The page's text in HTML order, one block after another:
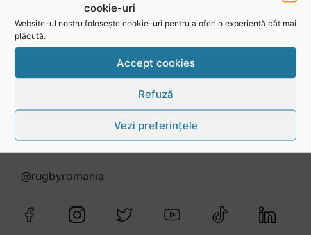
cookie-uri
Website-ul nostru folosește cookie-uri pentru a oferi o experiență cât mai
plăcută.
Accept cookies
Refuză
Vezi preferințele
Urmărește-ne în social media
@rugbyromania